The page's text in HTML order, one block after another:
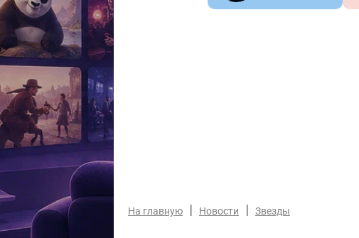
На главную | Новости | Звезды